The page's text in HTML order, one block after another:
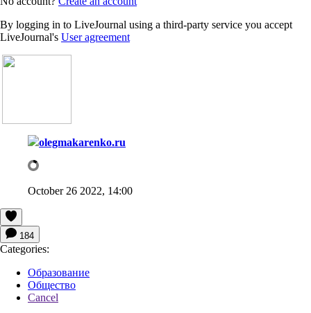
By logging in to LiveJournal using a third-party service you accept
LiveJournal's User agreement
olegmakarenko.ru
October 26 2022, 14:00
184
Categories:
Образование
Общество
Cancel